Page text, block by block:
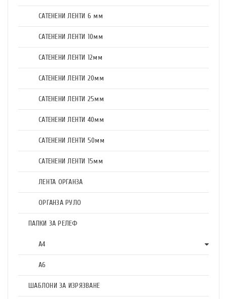
САТЕНЕНИ ЛЕНТИ 6 мм
САТЕНЕНИ ЛЕНТИ 10мм
САТЕНЕНИ ЛЕНТИ 12мм
САТЕНЕНИ ЛЕНТИ 20мм
САТЕНЕНИ ЛЕНТИ 25мм
САТЕНЕНИ ЛЕНТИ 40мм
САТЕНЕНИ ЛЕНТИ 50мм
САТЕНЕНИ ЛЕНТИ 15мм
ЛЕНТА ОРГАНЗА
ОРГАНЗА РУЛО
ПАПКИ ЗА РЕЛЕФ
А4
А6
ШАБЛОНИ ЗА ИЗРЯЗВАНЕ